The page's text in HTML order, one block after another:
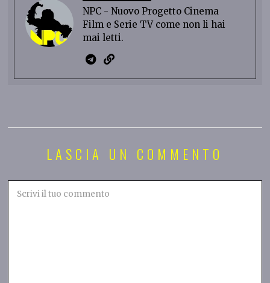
NPC - Nuovo Progetto Cinema
Film e Serie TV come non li hai
mai letti.
LASCIA UN COMMENTO